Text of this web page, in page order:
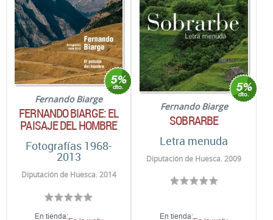
Fernando Biarge
FERNANDO BIARGE: EL
PAISAJE DEL HOMBRE
Fotografías 1968-
2013
Diputación de Huesca. 2014
En tienda:
Fernando Biarge
SOBRARBE
Letra menuda
Diputación de Huesca. 2009
En tienda: